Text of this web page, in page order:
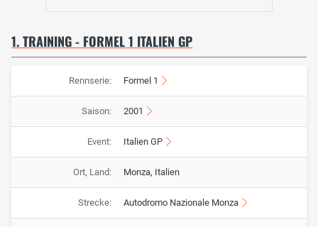
1. TRAINING - FORMEL 1 ITALIEN GP
Rennserie: Formel 1
Saison: 2001
Event: Italien GP
Ort, Land: Monza, Italien
Strecke: Autodromo Nazionale Monza